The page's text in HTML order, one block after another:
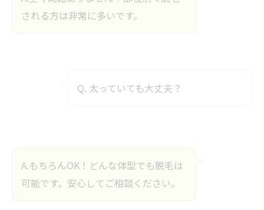
される方は非常に多いです。
Q. 太っていても大丈夫？
A.もちろんOK！どんな体型でも脱毛は
可能です。安心してご相談ください。